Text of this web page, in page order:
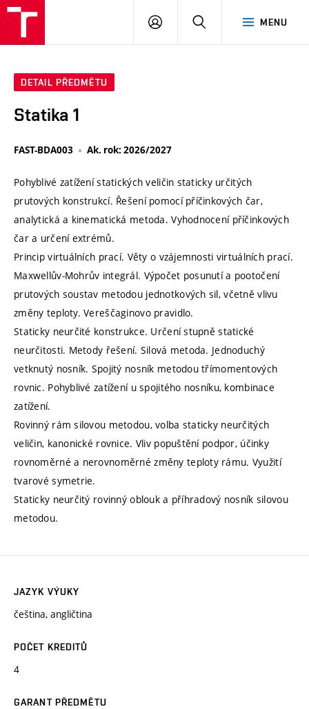
MENU
PŘIHLÁSIT
DETAIL PŘEDMĚTU
Statika 1
FAST-BDA003 Ak. rok: 2026/2027
Pohyblivé zatížení statických veličin staticky určitých
prutových konstrukcí. Řešení pomocí příčinkových čar,
analytická a kinematická metoda. Vyhodnocení příčinkových
čar a určení extrémů.
Princip virtuálních prací. Věty o vzájemnosti virtuálních prací.
Maxwellův-Mohrův integrál. Výpočet posunutí a pootočení
prutových soustav metodou jednotkových sil, včetně vlivu
změny teploty. Vereščaginovo pravidlo.
Staticky neurčité konstrukce. Určení stupně statické
neurčitosti. Metody řešení. Silová metoda. Jednoduchý
vetknutý nosník. Spojitý nosník metodou třímomentových
rovnic. Pohyblivé zatížení u spojitého nosníku, kombinace
zatížení.
Rovinný rám silovou metodou, volba staticky neurčitých
veličin, kanonické rovnice. Vliv popuštění podpor, účinky
rovnoměrné a nerovnoměrné změny teploty rámu. Využití
tvarové symetrie.
Staticky neurčitý rovinný oblouk a příhradový nosník silovou
metodou.
JAZYK VÝUKY
čeština, angličtina
POČET KREDITŮ
4
GARANT PŘEDMĚTU